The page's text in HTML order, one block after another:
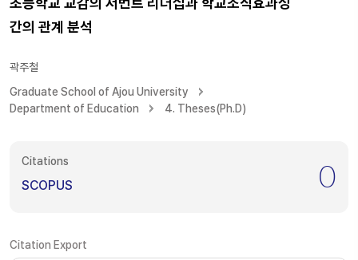
간의 관계 분석
곽주철
Graduate School of Ajou University
Department of Education
4. Theses(Ph.D)
Citations
SCOPUS 0
Citation Export